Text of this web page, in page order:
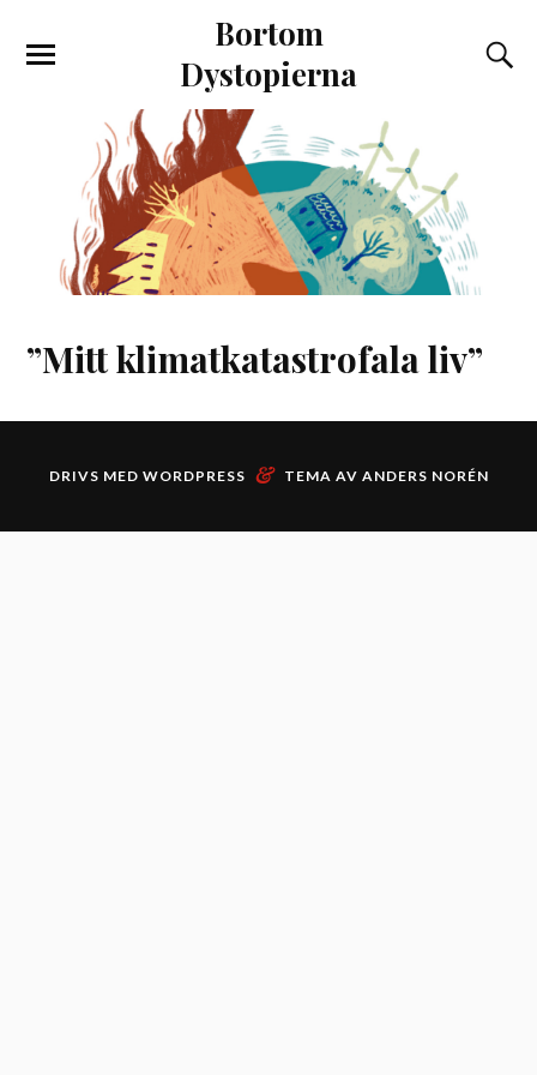
Bortom
Dystopierna
”Mitt klimatkatastrofala liv”
DRIVS MED WORDPRESS & TEMA AV ANDERS NORÉN